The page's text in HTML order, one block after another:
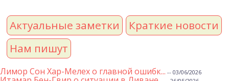
Актуальные заметки
Краткие новости
Нам пишут
Лимор Сон Хар-Мелех о главной ошибк... -- 03/06/2026